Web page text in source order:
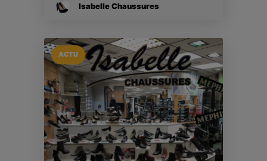
Isabelle Chaussures
ACTU